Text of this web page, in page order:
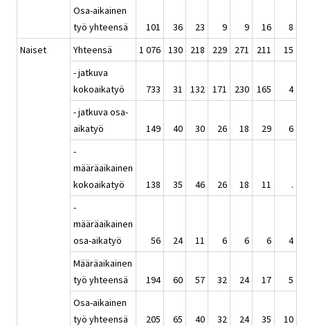
Osa-aikainen
työ yhteensä
101 36 23 9 9 16
8
Naiset
Yhteensä 1 076 130 218 229 271 211
15
- jatkuva
kokoaikatyö
733 31 132 171 230 165
4
- jatkuva osa-
aikatyö
149 40 30 26 18 29
6
-
määräaikainen
kokoaikatyö
138 35 46 26 18 11
.
-
määräaikainen
osa-aikatyö
56 24 11 6 6 6
4
Määräaikainen
työ yhteensä
194 60 57 32 24 17
5
Osa-aikainen
työ yhteensä
205 65 40 32 24 35 10